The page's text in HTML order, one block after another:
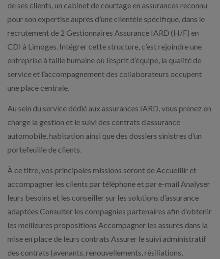
de ses clients, un cabinet de courtage en assurances reconnu
pour son expertise auprès d’une clientèle spécifique, dans le
recrutement de 2 Gestionnaires Assurance IARD (H/F) en
CDI à Limoges. Intégrer cette structure, c’est rejoindre une
entreprise à taille humaine où l’esprit d’équipe, la qualité de
service et l’accompagnement des collaborateurs occupent
une place centrale.
Au sein du service dédié aux assurances IARD, vous prenez en
charge la gestion et le suivi des contrats d’assurance
automobile, habitation ainsi que des dossiers sinistres d’un
portefeuille de clients.
À ce titre, vos principales missions seront de Accueillir et
accompagner les clients par téléphone et par e-mail Analyser
leurs besoins et les conseiller sur les solutions d’assurance
adaptées Consulter les compagnies partenaires afin d’obtenir
les meilleures propositions Accompagner les assurés dans la
mise en place de leurs contrats Assurer le suivi administratif
des contrats (avenants, renouvellements, résiliations,